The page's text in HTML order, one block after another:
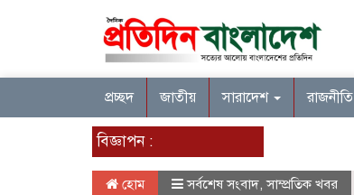
প্রচ্ছদ জাতীয় সারাদেশ রাজনীতি
বিজ্ঞাপন :
হোম সর্বশেষ সংবাদ,সাম্প্রতিক খবর